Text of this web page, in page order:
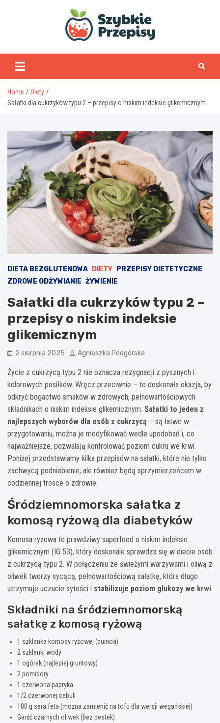
Home
Diety
Sałatki dla cukrzyków typu 2 – przepisy o niskim indeksie glikemicznym
DIETA BEZGLUTENOWA DIETY
PRZEPISY DIETETYCZNE
ZDROWE ODŻYWIANIE ŻYWIENIE
Sałatki dla cukrzyków typu 2 –
przepisy o niskim indeksie
glikemicznym
2 sierpnia 2025 Agnieszka Podgórska
Życie z cukrzycą typu 2 nie oznacza rezygnacji z pysznych i
kolorowych posiłków. Wręcz przeciwnie – to doskonała okazja, by
odkryć bogactwo smaków w zdrowych, pełnowartościowych
składnikach o niskim indeksie glikemicznym. Sałatki to jeden z
najlepszych wyborów dla osób z cukrzycą – są łatwe w
przygotowaniu, można je modyfikować wedle upodobań i, co
najważniejsze, pozwalają kontrolować poziom cukru we krwi.
Poniżej przedstawiamy kilka przepisów na sałatki, które nie tylko
zachwycą podniebienie, ale również będą sprzymierzeńcem w
codziennej trosce o zdrowie.
Śródziemnomorska sałatka z
komosą ryżową dla diabetyków
Komosa ryżowa to prawdziwy superfood o niskim indeksie
glikemicznym (IG 53), który doskonale sprawdza się w diecie osób
z cukrzycą typu 2. W połączeniu ze świeżymi warzywami i oliwą z
oliwek tworzy sycącą, pełnowartościową sałatkę, która długo
utrzymuje uczucie sytości i stabilizuje poziom glukozy we krwi.
Składniki na śródziemnomorską
sałatkę z komosą ryżową
1 szklanka komosy ryżowej (quinoa)
2 szklanki wody
1 ogórek (najlepiej gruntowy)
2 pomidory
1 czerwona papryka
1/2 czerwonej cebuli
100 g sera feta (można zamienić na tofu dla wersji wegańskiej)
Garść czarnych oliwek (bez pestek)